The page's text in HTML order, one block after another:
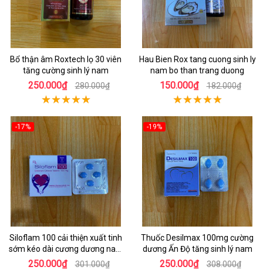
Bổ thận âm Roxtech lọ 30 viên
tăng cường sinh lý nam
250.000₫ 280.000₫
Hau Bien Rox tang cuong sinh ly
nam bo than trang duong
150.000₫ 182.000₫
-17%
Siloflam 100 cải thiện xuất tinh
sớm kéo dài cương dương nam
giới
250.000₫ 301.000₫
-19%
Thuốc Desilmax 100mg cường
dương Ấn Độ tăng sinh lý nam
250.000₫ 308.000₫